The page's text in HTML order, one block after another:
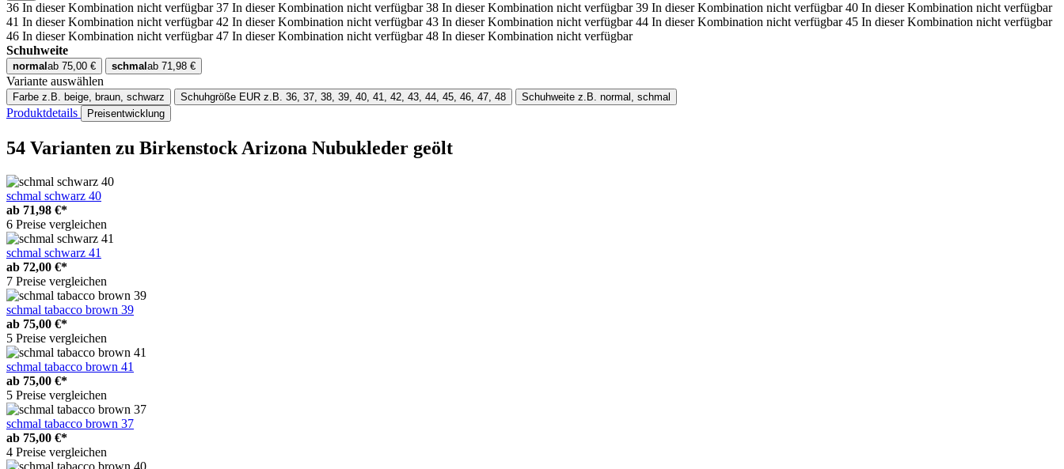
36 In dieser Kombination nicht verfügbar 37 In dieser Kombination nicht verfügbar 38 In dieser Kombination nicht verfügbar 39 In dieser Kombination nicht verfügbar 40 In dieser Kombination nicht verfügbar
41 In dieser Kombination nicht verfügbar 42 In dieser Kombination nicht verfügbar 43 In dieser Kombination nicht verfügbar 44 In dieser Kombination nicht verfügbar 45 In dieser Kombination nicht verfügbar
46 In dieser Kombination nicht verfügbar 47 In dieser Kombination nicht verfügbar 48 In dieser Kombination nicht verfügbar
Schuhweite
normal ab 75,00 € schmal ab 71,98 €
Variante auswählen
Farbe z.B. beige, braun, schwarz Schuhgröße EUR z.B. 36, 37, 38, 39, 40, 41, 42, 43, 44, 45, 46, 47, 48 Schuhweite z.B. normal, schmal
Produktdetails Preisentwicklung
54 Varianten zu Birkenstock Arizona Nubukleder geölt
schmal schwarz 40
ab 71,98 €*
6 Preise vergleichen
schmal schwarz 41
ab 72,00 €*
7 Preise vergleichen
schmal tabacco brown 39
ab 75,00 €*
5 Preise vergleichen
schmal tabacco brown 41
ab 75,00 €*
5 Preise vergleichen
schmal tabacco brown 37
ab 75,00 €*
4 Preise vergleichen